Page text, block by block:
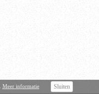
Meer informatie Sluiten